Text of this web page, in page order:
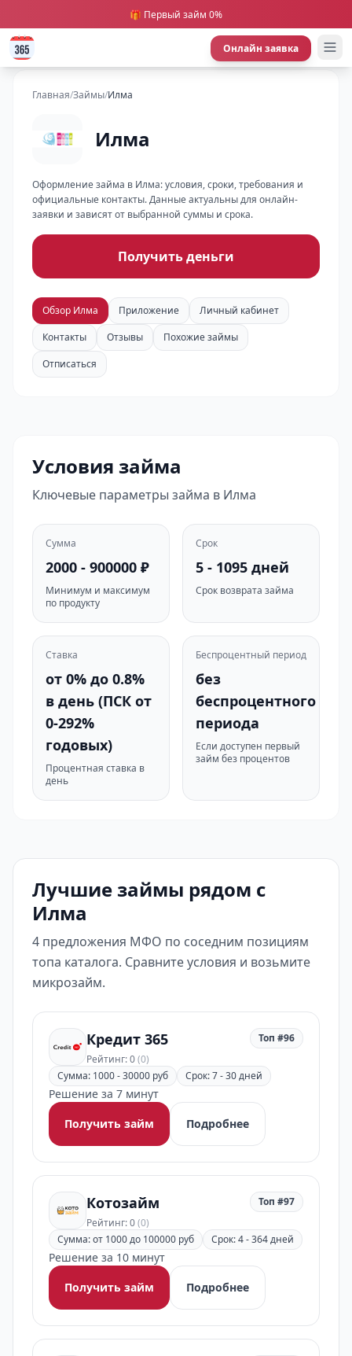
🎁 Первый займ 0%
Онлайн заявка
Главная/Займы/Илма
Илма
Оформление займа в Илма: условия, сроки, требования и
официальные контакты. Данные актуальны для онлайн-
заявки и зависят от выбранной суммы и срока.
Получить деньги
Обзор Илма Приложение
Личный кабинет
Контакты
Отзывы
Похожие займы
Отписаться
Условия займа
Ключевые параметры займа в Илма
Сумма
2000 - 900000 ₽
Минимум и максимум
по продукту
Срок
5 - 1095 дней
Срок возврата займа
Ставка
от 0% до 0.8%
в день (ПСК от
0-292%
годовых)
Процентная ставка в
день
Беспроцентный период
без
беспроцентного
периода
Если доступен первый
займ без процентов
Лучшие займы рядом с
Илма
4 предложения МФО по соседним позициям
топа каталога. Сравните условия и возьмите
микрозайм.
Кредит 365
Рейтинг: 0(0)
Топ #96
Сумма: 1000 - 30000 руб Срок: 7 - 30 дней
Решение за 7 минут
Получить займ
Подробнее
Котозайм
Рейтинг: 0(0)
Топ #97
Сумма: от 1000 до 100000 руб Срок: 4 - 364 дней
Решение за 10 минут
Получить займ
Подробнее